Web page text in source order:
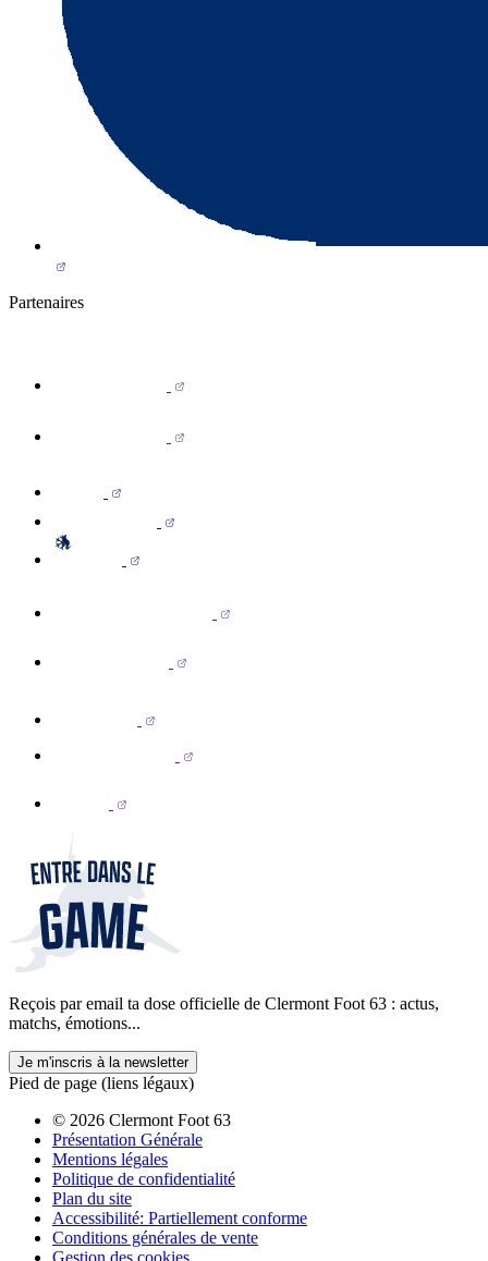
Partenaires
Reçois par email ta dose officielle de Clermont Foot 63 : actus,
matchs, émotions...
Je m'inscris à la newsletter
Pied de page (liens légaux)
© 2026 Clermont Foot 63
Présentation Générale
Mentions légales
Politique de confidentialité
Plan du site
Accessibilité: Partiellement conforme
Conditions générales de vente